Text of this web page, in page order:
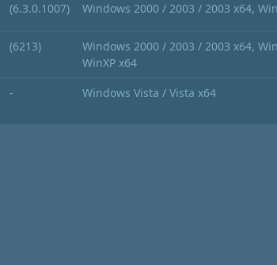
(6.3.0.1007) Windows 2000 / 2003 / 2003 x64,
(6213)
Windows 2000 / 2003 / 2003 x64,
WinXP x64
- Windows Vista / Vista x64